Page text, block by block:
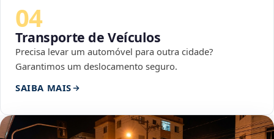
04
Transporte de Veículos
Precisa levar um automóvel para outra cidade?
Garantimos um deslocamento seguro.
SAIBA MAIS